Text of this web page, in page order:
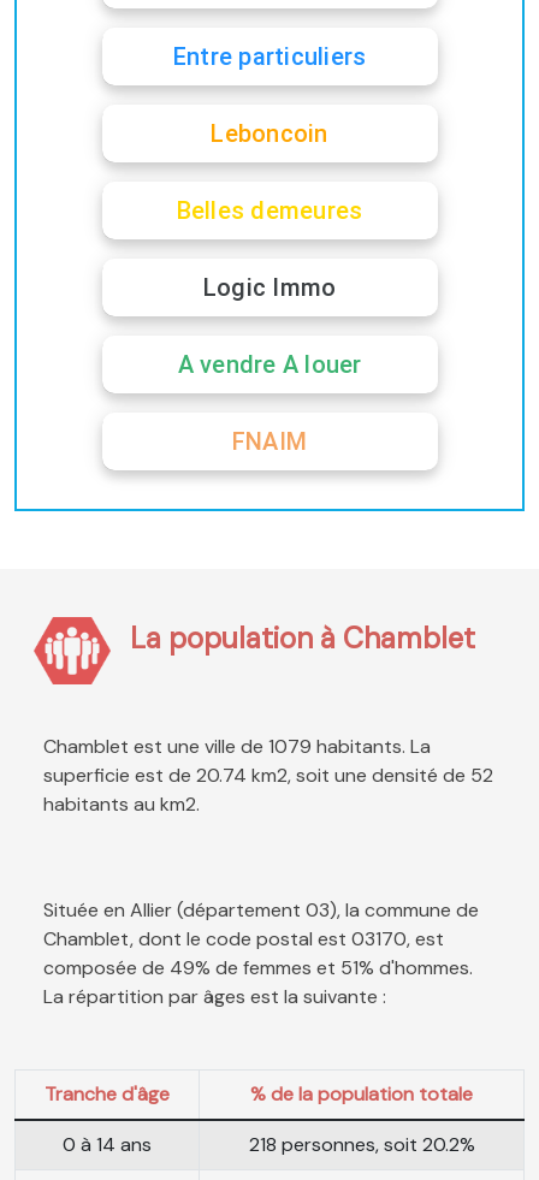
Entre particuliers
Leboncoin
Belles demeures
Logic Immo
A vendre A louer
FNAIM
La population à Chamblet
Chamblet est une ville de 1079 habitants. La
superficie est de 20.74 km2, soit une densité de 52
habitants au km2.
Située en Allier (département 03), la commune de
Chamblet, dont le code postal est 03170, est
composée de 49% de femmes et 51% d'hommes.
La répartition par âges est la suivante :
Tranche d'âge
% de la population totale
0 à 14 ans
218 personnes, soit 20.2%